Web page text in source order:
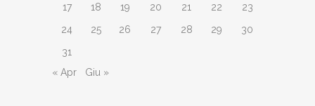
17
18 19 20 21 22
23
24
25 26 27 28 29
30
31
« Apr
Giu »